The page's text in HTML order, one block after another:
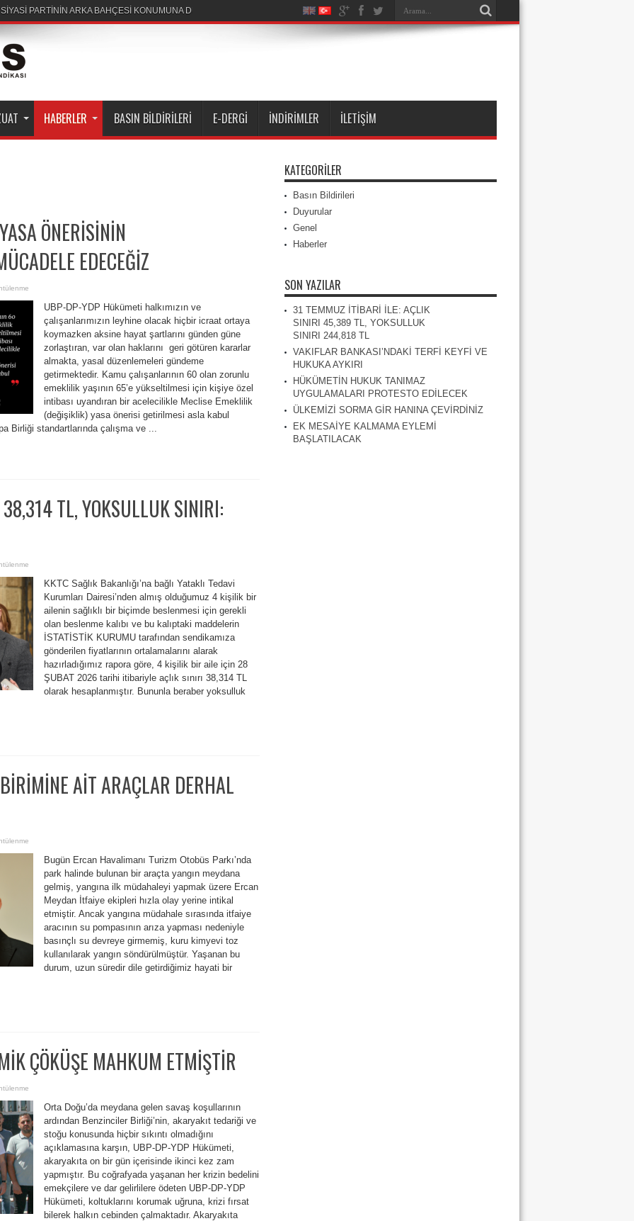
PARTİNİN ARKA BAHÇESİ KONUMUNA DÜŞÜRÜLEMEZ
HABERLER BASIN BILDIRILERI E-DERGI İNDIRIMLER İLETIŞIM
ÖNERİSİNİN
EDECEĞİZ
​UBP-DP-YDP Hükümeti halkımızın ve
çalışanlarımızın leyhine olacak hiçbir icraat ortaya
koymazken aksine hayat şartlarını günden güne
zorlaştıran, var olan haklarını geri götüren kararlar
almakta, yasal düzenlemeleri gündeme
getirmektedir. ​Kamu çalışanlarının 60 olan zorunlu
emeklilik yaşının 65’e yükseltilmesi için kişiye özel
intibası uyandıran bir acelecilikle Meclise Emeklilik
(değişiklik) yasa önerisi getirilmesi asla kabul
Birliği standartlarında çalışma ve ...
TL, YOKSULLUK SINIRI:
KKTC Sağlık Bakanlığı’na bağlı Yataklı Tedavi
Kurumları Dairesi’nden almış olduğumuz 4 kişilik bir
ailenin sağlıklı bir biçimde beslenmesi için gerekli
olan beslenme kalıbı ve bu kalıptaki maddelerin
İSTATİSTİK KURUMU tarafından sendikamıza
gönderilen fiyatlarının ortalamalarını alarak
hazırladığımız rapora göre, 4 kişilik bir aile için 28
ŞUBAT 2026 tarihi itibariyle açlık sınırı 38,314 TL
olarak hesaplanmıştır. Bununla beraber yoksulluk
AİT ARAÇLAR DERHAL
Bugün Ercan Havalimanı Turizm Otobüs Parkı’nda
park halinde bulunan bir araçta yangın meydana
gelmiş, yangına ilk müdahaleyi yapmak üzere Ercan
Meydan İtfaiye ekipleri hızla olay yerine intikal
etmiştir. Ancak yangına müdahale sırasında itfaiye
aracının su pompasının arıza yapması nedeniyle
basınçlı su devreye girmemiş, kuru kimyevi toz
kullanılarak yangın söndürülmüştür. Yaşanan bu
durum, uzun süredir dile getirdiğimiz hayati bir
ÇÖKÜŞE MAHKUM ETMİŞTİR
Orta Doğu’da meydana gelen savaş koşullarının
ardından Benzinciler Birliği’nin, akaryakıt tedariği ve
stoğu konusunda hiçbir sıkıntı olmadığını
açıklamasına karşın, UBP-DP-YDP Hükümeti,
akaryakıta on bir gün içerisinde ikinci kez zam
yapmıştır. Bu coğrafyada yaşanan her krizin bedelini
emekçilere ve dar gelirlilere ödeten UBP-DP-YDP
Hükümeti, koltuklarını korumak uğruna, krizi fırsat
bilerek halkın cebinden çalmaktadır. Akaryakıta
KATEGORILER
Basın Bildirileri
Duyurular
Genel
Haberler
SON YAZILAR
31 TEMMUZ İTİBARİ İLE: AÇLIK
SINIRI 45,389 TL, YOKSULLUK
SINIRI 244,818 TL
VAKIFLAR BANKASI’NDAKİ TERFİ KEYFİ VE
HUKUKA AYKIRI
HÜKÜMETİN HUKUK TANIMAZ
UYGULAMALARI PROTESTO EDİLECEK
ÜLKEMİZİ SORMA GİR HANINA ÇEVİRDİNİZ
EK MESAİYE KALMAMA EYLEMİ
BAŞLATILACAK